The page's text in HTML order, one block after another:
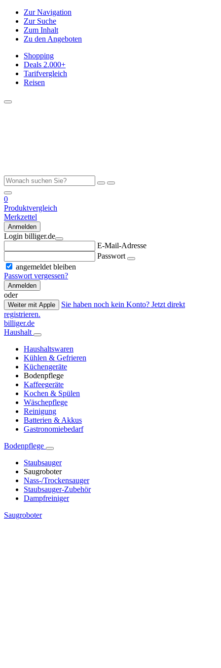
Zur Navigation
Zur Suche
Zum Inhalt
Zu den Angeboten
Shopping
Deals 2.000+
Tarifvergleich
Reisen
0
Produktvergleich
Merkzettel
Anmelden
Login billiger.de
E-Mail-Adresse
Passwort
angemeldet bleiben
Passwort vergessen?
Anmelden
oder
Weiter mit Apple
Sie haben noch kein Konto? Jetzt direkt
registrieren.
billiger.de
Haushalt
Haushaltswaren
Kühlen & Gefrieren
Küchengeräte
Bodenpflege
Kaffeegeräte
Kochen & Spülen
Wäschepflege
Reinigung
Batterien & Akkus
Gastronomiebedarf
Bodenpflege
Staubsauger
Saugroboter
Nass-/Trockensauger
Staubsauger-Zubehör
Dampfreiniger
Saugroboter